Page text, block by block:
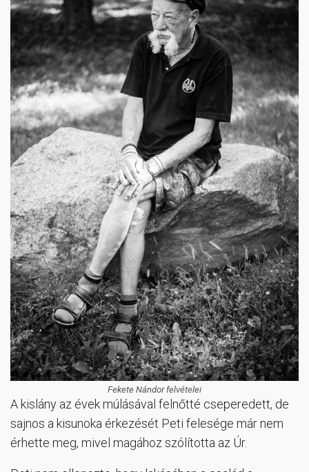
Fekete Nándor felvételei
A kislány az évek múlásával felnőtté cseperedett, de
sajnos a kisunoka érkezését Peti felesége már nem
érhette meg, mivel magához szólította az Úr.